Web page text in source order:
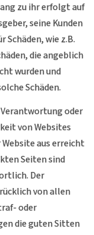
zu ihr erfolgt auf
seine Kunden
wie z.B.
die angeblich
wurden und
Schäden.
oder
von Websites
aus erreicht
Seiten sind
Der
von allen
oder
die guten Sitten